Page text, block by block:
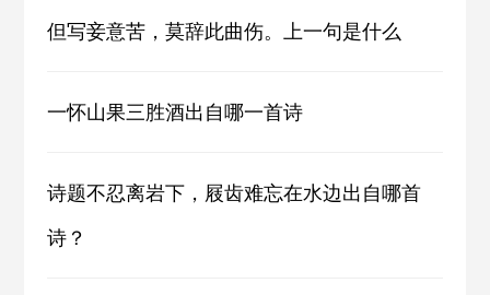
但写妾意苦，莫辞此曲伤。上一句是什么
一怀山果三胜酒出自哪一首诗
诗题不忍离岩下，屐齿难忘在水边出自哪首
诗？